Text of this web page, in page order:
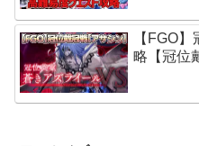
【FGO
略【冠位